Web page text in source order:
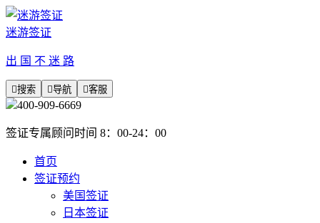
迷游签证
出 国 不 迷 路
搜索 导航 客服
400-909-6669
签证专属顾问时间 8：00-24：00
首页
签证预约
美国签证
日本签证